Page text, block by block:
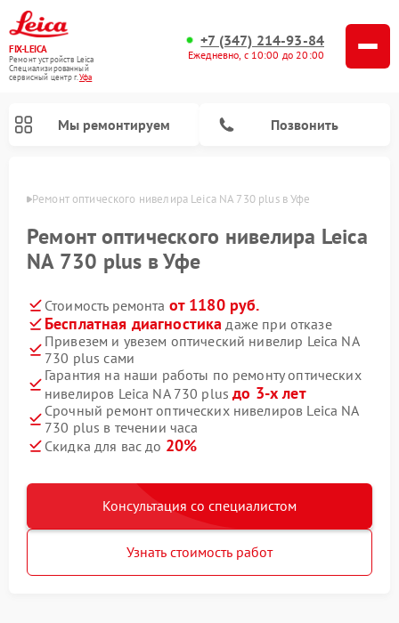
FIX-LEICA
Ремонт устройств Leica
Специализированный
cервисный центр г.Уфа
+7 (347) 214-93-84
Ежедневно, с 10:00 до 20:00
Мы ремонтируем Позвонить
Ремонт оптического нивелира Leica NA 730 plus в Уфе
Ремонт оптического нивелира Leica
NA 730 plus в Уфе
Стоимость ремонта от 1180 руб.
Бесплатная диагностика даже при отказе
Привезем и увезем оптический нивелир Leica NA
730 plus сами
Гарантия на наши работы по ремонту оптических
нивелиров Leica NA 730 plusдо 3-х лет
Срочный ремонт оптических нивелиров Leica NA
730 plus в течении часа
Скидка для вас до 20%
Консультация со специалистом
Узнать стоимость работ